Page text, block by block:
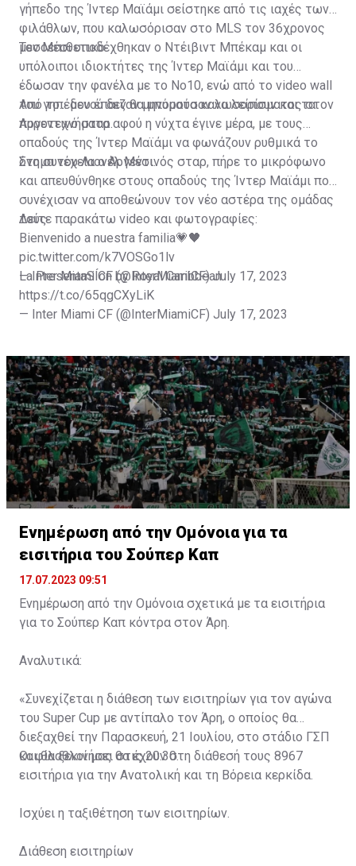
γήπεδο της Ίντερ Μαϊάμι σείστηκε από τις ιαχές των
φιλάθλων, που καλωσόρισαν στο MLS τον 36χρονος
μεσοεπιθετικό.
Τον Μέσι υποδέχθηκαν ο Ντέιβιντ Μπέκαμ και οι
υπόλοιποι ιδιοκτήτες της Ίντερ Μαϊάμι και του
έδωσαν την φανέλα με το Νο10, ενώ από το video wall
του γηπέδου έπαιζαν μηνύματα καλωσορίσματος στον
Αργεντινό σταρ.
Από το... μενού δεν θα μπορούσαν να λείπουν και τα
πυροτεχνήματα αφού η νύχτα έγινε μέρα, με τους
οπαδούς της Ίντερ Μαϊάμι να φωνάζουν ρυθμικά το
όνομα του Λιονέλ Μέσι.
Στη συνέχεια ο Αργεντινός σταρ, πήρε το μικρόφωνο
και απευθύνθηκε στους οπαδούς της Ίντερ Μαϊάμι που
συνέχισαν να αποθεώνουν τον νέο αστέρα της ομάδας
τους.
Δείτε παρακάτω video και φωτογραφίες:
Bienvenido a nuestra familia💗🖤
pic.twitter.com/k7VOSGo1lv
— Inter Miami CF (@InterMiamiCF)July 17, 2023
La PresentaSÍon by Royal Caribbean
https://t.co/65qgCXyLiK
— Inter Miami CF (@InterMiamiCF) July 17, 2023
Ενημέρωση από την Ομόνοια για τα
εισιτήρια του Σούπερ Καπ
17.07.2023 09:51
Ενημέρωση από την Ομόνοια σχετικά με τα εισιτήρια
για το Σούπερ Καπ κόντρα στον Άρη.
Αναλυτικά:
«Συνεχίζεται η διάθεση των εισιτηρίων για τον αγώνα
του Super Cup με αντίπαλο τον Άρη, ο οποίος θα
διεξαχθεί την Παρασκευή, 21 Ιουλίου, στο στάδιο ΓΣΠ
και θα ξεκινήσει στις 20:30.
Οι φίλαθλοί μας θα έχουν στη διάθεσή τους 8967
εισιτήρια για την Ανατολική και τη Βόρεια κερκίδα.
Ισχύει η ταξιθέτηση των εισιτηρίων.
Διάθεση εισιτηρίων